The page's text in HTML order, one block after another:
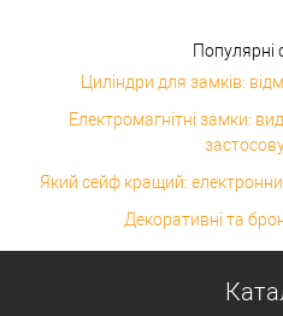
Популярні
Циліндри для замків:
Електромагнітні замки:
Який сейф кращий:
Декоративні та